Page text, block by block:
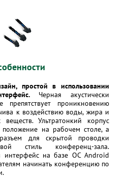
простой в использовании
Черная акустически
препятствует проникновению
к воздействию воды, жира и
веществ. Ультратонкий корпус
положение на рабочем столе, а
для скрытой проводки
стиль конференц-зала.
интерфейс на базе ОС Android
начинать конференцию по